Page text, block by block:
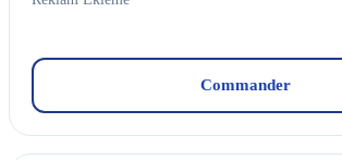
Commander